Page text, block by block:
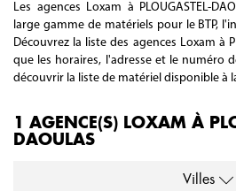
Les agences Loxam à PLOUGASTEL-
large gamme de matériels pour le BTP,
Découvrez la liste des agences Loxam à
que les horaires, l'adresse et le numéro
découvrir la liste de matériel disponible à
1 AGENCE(S) LOXAM À
DAOULAS
Villes